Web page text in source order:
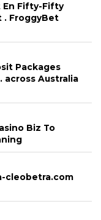
Fifty-Fifty
. FroggyBet
Packages
across Australia
Biz To
cleobetra.com